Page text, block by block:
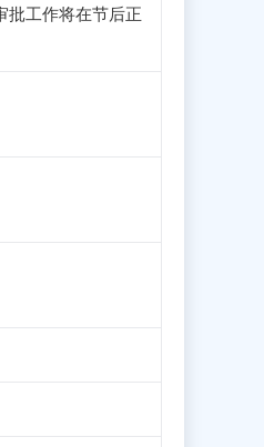
批工作将在节后正